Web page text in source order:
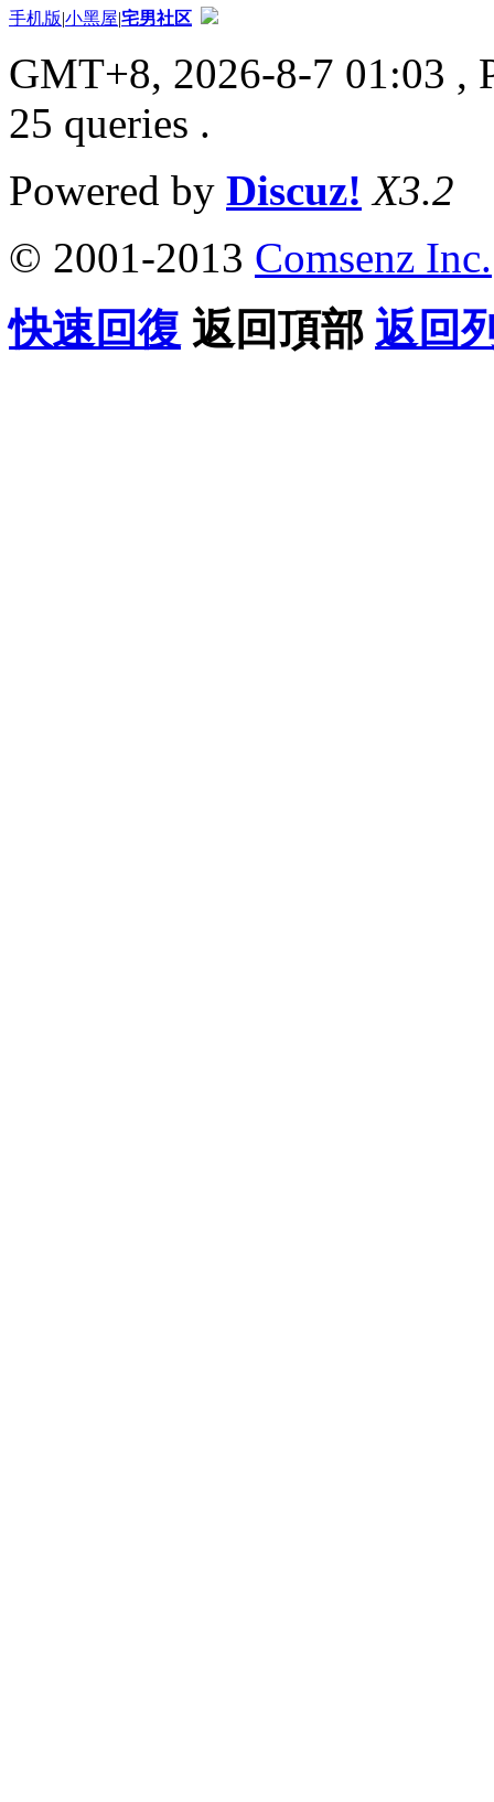
手机版|小黑屋|宅男社区
GMT+8, 2026-8-7 01:03 ,
25 queries .
Powered by Discuz! X3.2
© 2001-2013 Comsenz Inc.
快速回復 返回頂部 返回